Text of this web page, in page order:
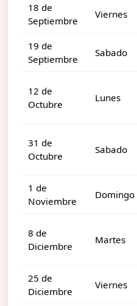
18 de
Septiembre
Viernes
19 de
Septiembre
Sabado
12 de
Octubre
Lunes
31 de
Octubre
Sabado
1 de
Noviembre
Domingo
8 de
Diciembre
Martes
25 de
Diciembre
Viernes